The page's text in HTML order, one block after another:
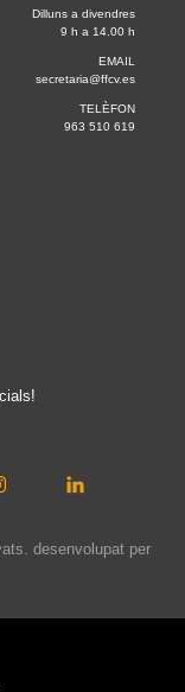
Dilluns a divendres
9 h a 14.00 h
EMAIL
secretaria@ffcv.es
TELÈFON
963 510 619
desenvolupat per